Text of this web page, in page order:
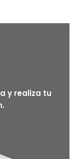
y realiza tu